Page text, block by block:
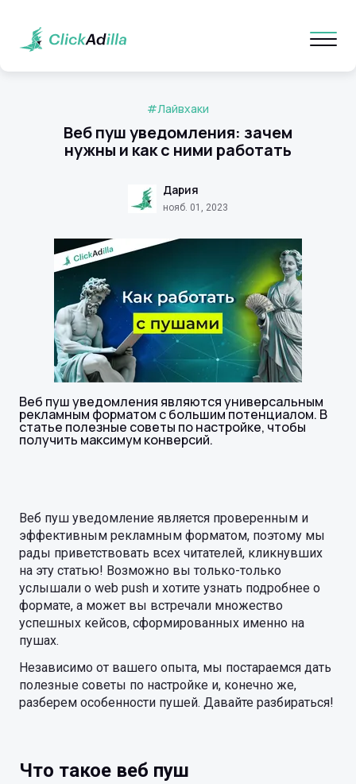
Веб пуш уведомления: зачем
нужны и как с ними работать
#Лайвхаки
Дария
нояб. 01, 2023
Веб пуш уведомления являются универсальным
рекламным форматом с большим потенциалом. В
статье полезные советы по настройке, чтобы
получить максимум конверсий.
Веб пуш уведомление является проверенным и
эффективным рекламным форматом, поэтому мы
рады приветствовать всех читателей, кликнувших
на эту статью! Возможно вы только-только
услышали о web push и хотите узнать подробнее о
формате, а может вы встречали множество
успешных кейсов, сформированных именно на
пушах.
Независимо от вашего опыта, мы постараемся дать
полезные советы по настройке и, конечно же,
разберем особенности пушей. Давайте разбираться!
Что такое веб пуш